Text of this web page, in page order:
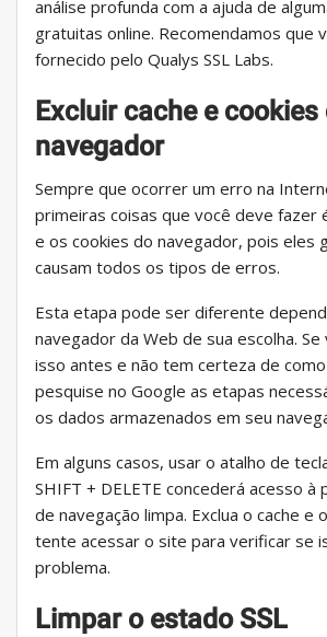
análise profunda com a ajuda de
gratuitas online. Recomendamos que
fornecido pelo Qualys SSL Labs.
Excluir cache e cookies
navegador
Sempre que ocorrer um erro na
primeiras coisas que você deve fazer
e os cookies do navegador, pois eles
causam todos os tipos de erros.
Esta etapa pode ser diferente
navegador da Web de sua escolha. Se
isso antes e não tem certeza de
pesquise no Google as etapas
os dados armazenados em seu
Em alguns casos, usar o atalho de
SHIFT + DELETE concederá acesso à
de navegação limpa. Exclua o cache e
tente acessar o site para verificar se
problema.
Limpar o estado SSL